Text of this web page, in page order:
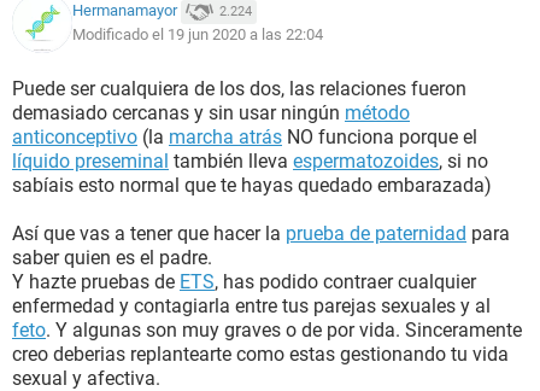
Hermanamayor 2.224
Modificado el 19 jun 2020 a las 22:04
Puede ser cualquiera de los dos, las relaciones fueron
demasiado cercanas y sin usar ningún método
anticonceptivo (la marcha atrás NO funciona porque el
líquido preseminal también lleva espermatozoides, si no
sabíais esto normal que te hayas quedado embarazada)
Así que vas a tener que hacer la prueba de paternidad para
saber quien es el padre.
Y hazte pruebas de ETS, has podido contraer cualquier
enfermedad y contagiarla entre tus parejas sexuales y al
feto. Y algunas son muy graves o de por vida. Sinceramente
creo deberias replantearte como estas gestionando tu vida
sexual y afectiva.